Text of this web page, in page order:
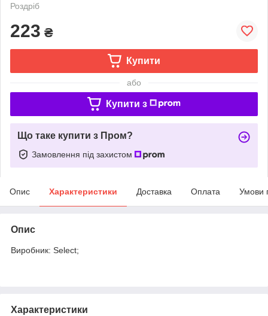
Роздріб
223 ₴
Купити
або
Купити з
Що таке купити з Пром?
Замовлення під захистом
Опис Характеристики Доставка Оплата Умови
Опис
Виробник: Select;
Характеристики